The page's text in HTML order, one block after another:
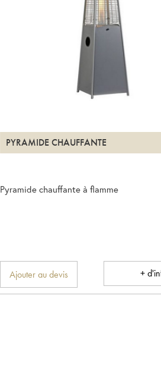
PYRAMIDE CHAUFFANTE
Pyramide chauffante à flamme
Ajouter au devis +